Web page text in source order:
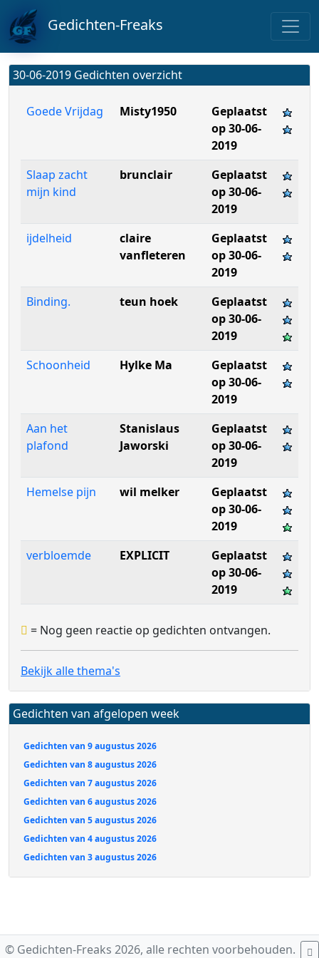
Gedichten-Freaks
30-06-2019 Gedichten overzicht
Goede Vrijdag Misty1950
Geplaatst
op 30-06-
2019
Slaap zacht
mijn kind
brunclair
Geplaatst
op 30-06-
2019
ijdelheid
claire
vanfleteren
Geplaatst
op 30-06-
2019
Binding.
teun hoek
Geplaatst
op 30-06-
2019
Schoonheid
Hylke Ma
Geplaatst
op 30-06-
2019
Aan het
plafond
Stanislaus
Jaworski
Geplaatst
op 30-06-
2019
Hemelse pijn
wil melker
Geplaatst
op 30-06-
2019
verbloemde
EXPLICIT
Geplaatst
op 30-06-
2019
= Nog geen reactie op gedichten ontvangen.
Bekijk alle thema's
Gedichten van afgelopen week
Gedichten van 9 augustus 2026
Gedichten van 8 augustus 2026
Gedichten van 7 augustus 2026
Gedichten van 6 augustus 2026
Gedichten van 5 augustus 2026
Gedichten van 4 augustus 2026
Gedichten van 3 augustus 2026
© Gedichten-Freaks 2026, alle rechten voorbehouden.